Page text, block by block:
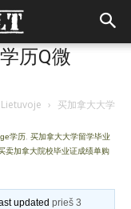
历Q微
› 买加拿大大学
学历 买加拿大大学留学毕业
卖加拿大院校毕业证成绩单购
updatedprieš 3